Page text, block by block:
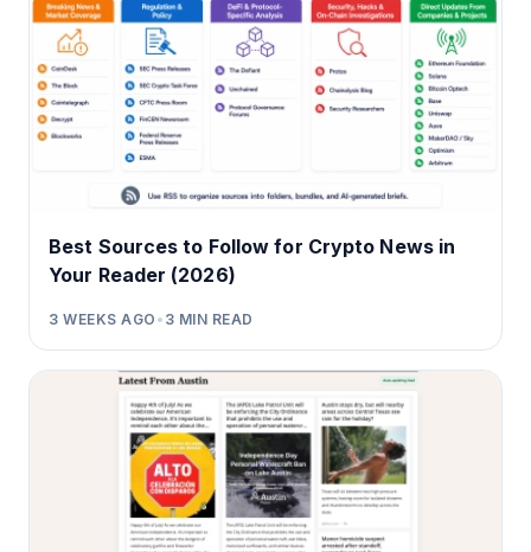
Best Sources to Follow for Crypto News in
Your Reader (2026)
3 WEEKS AGO • 3 MIN READ